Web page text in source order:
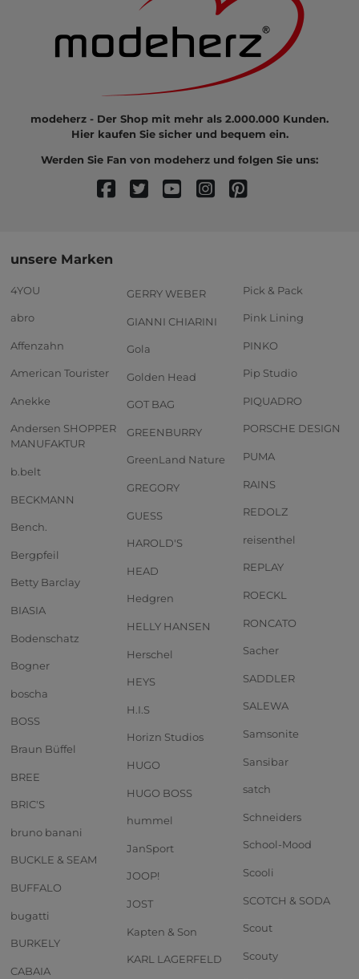
modeherz - Der Shop mit mehr als 2.000.000 Kunden.
Hier kaufen Sie sicher und bequem ein.
Werden Sie Fan von modeherz und folgen Sie uns:
unsere Marken
4YOU
abro
Affenzahn
American Tourister
Anekke
Andersen SHOPPER
MANUFAKTUR
b.belt
BECKMANN
Bench.
Bergpfeil
Betty Barclay
BIASIA
Bodenschatz
Bogner
boscha
BOSS
Braun Büffel
BREE
BRIC'S
bruno banani
BUCKLE & SEAM
BUFFALO
bugatti
BURKELY
CABAIA
GERRY WEBER
GIANNI CHIARINI
Gola
Golden Head
GOT BAG
GREENBURRY
GreenLand Nature
GREGORY
GUESS
HAROLD'S
HEAD
Hedgren
HELLY HANSEN
Herschel
HEYS
H.I.S
Horizn Studios
HUGO
HUGO BOSS
hummel
JanSport
JOOP!
JOST
Kapten & Son
KARL LAGERFELD
Pick & Pack
Pink Lining
PINKO
Pip Studio
PIQUADRO
PORSCHE DESIGN
PUMA
RAINS
REDOLZ
reisenthel
REPLAY
ROECKL
RONCATO
Sacher
SADDLER
SALEWA
Samsonite
Sansibar
satch
Schneiders
School-Mood
Scooli
SCOTCH & SODA
Scout
Scouty